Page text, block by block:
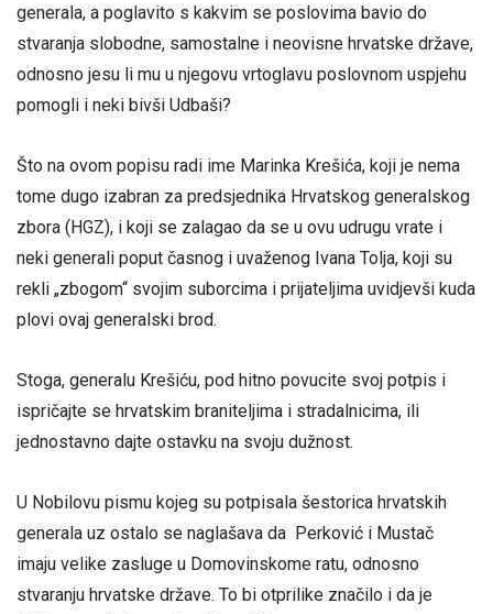
generala, a poglavito s kakvim se poslovima bavio do
stvaranja slobodne, samostalne i neovisne hrvatske države,
odnosno jesu li mu u njegovu vrtoglavu poslovnom uspjehu
pomogli i neki bivši Udbaši?
Što na ovom popisu radi ime Marinka Krešića, koji je nema
tome dugo izabran za predsjednika Hrvatskog generalskog
zbora (HGZ), i koji se zalagao da se u ovu udrugu vrate i
neki generali poput časnog i uvaženog Ivana Tolja, koji su
rekli „zbogom“ svojim suborcima i prijateljima uvidjevši kuda
plovi ovaj generalski brod.
Stoga, generalu Krešiću, pod hitno povucite svoj potpis i
ispričajte se hrvatskim braniteljima i stradalnicima, ili
jednostavno dajte ostavku na svoju dužnost.
U Nobilovu pismu kojeg su potpisala šestorica hrvatskih
generala uz ostalo se naglašava da Perković i Mustač
imaju velike zasluge u Domovinskome ratu, odnosno
stvaranju hrvatske države. To bi otprilike značilo i da je